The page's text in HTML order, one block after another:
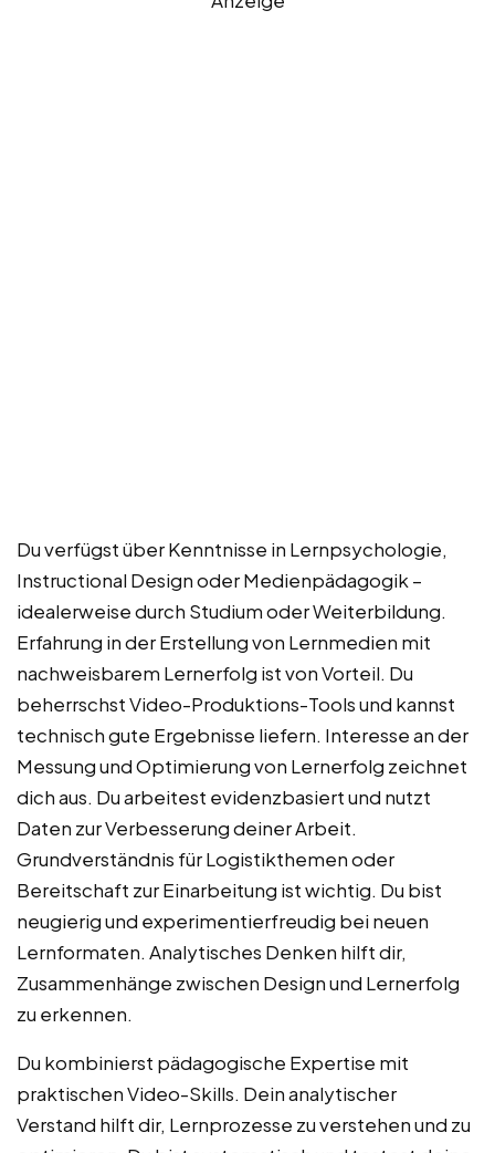
Du verfügst über Kenntnisse in Lernpsychologie,
Instructional Design oder Medienpädagogik –
idealerweise durch Studium oder Weiterbildung.
Erfahrung in der Erstellung von Lernmedien mit
nachweisbarem Lernerfolg ist von Vorteil. Du
beherrschst Video-Produktions-Tools und kannst
technisch gute Ergebnisse liefern. Interesse an der
Messung und Optimierung von Lernerfolg zeichnet
dich aus. Du arbeitest evidenzbasiert und nutzt
Daten zur Verbesserung deiner Arbeit.
Grundverständnis für Logistikthemen oder
Bereitschaft zur Einarbeitung ist wichtig. Du bist
neugierig und experimentierfreudig bei neuen
Lernformaten. Analytisches Denken hilft dir,
Zusammenhänge zwischen Design und Lernerfolg
zu erkennen.
Du kombinierst pädagogische Expertise mit
praktischen Video-Skills. Dein analytischer
Verstand hilft dir, Lernprozesse zu verstehen und zu